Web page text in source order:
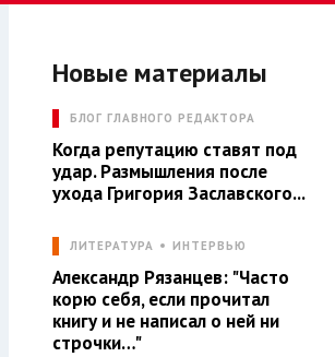
Новые материалы
БЛОГ ГЛАВНОГО РЕДАКТОРА
Когда репутацию ставят под
удар. Размышления после
ухода Григория Заславского...
ЛИТЕРАТУРА ИНТЕРВЬЮ
Александр Рязанцев: "Часто
корю себя, если прочитал
книгу и не написал о ней ни
строчки…"